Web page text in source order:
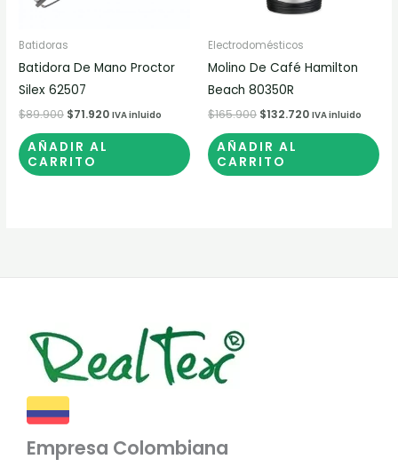
Batidoras
Batidora De Mano Proctor
Silex 62507
$89.900 $71.920 IVA inluido
AÑADIR AL
CARRITO
Electrodomésticos
Molino De Café Hamilton
Beach 80350R
$165.900 $132.720 IVA inluido
AÑADIR AL
CARRITO
Empresa Colombiana